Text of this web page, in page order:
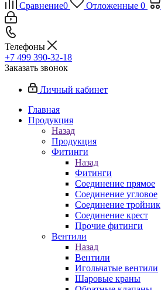
Сравнение0 Отложенные 0
Телефоны
+7 499 390-32-18
Заказать звонок
Личный кабинет
Главная
Продукция
Назад
Продукция
Фитинги
Назад
Фитинги
Соединение прямое
Соединение угловое
Соединение тройник
Соединение крест
Прочие фитинги
Вентили
Назад
Вентили
Игольчатые вентили
Шаровые краны